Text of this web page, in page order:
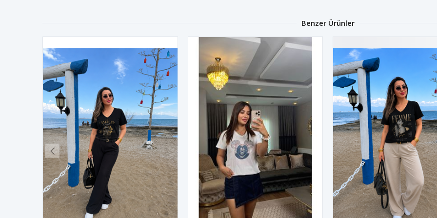
Benzer Ürünler